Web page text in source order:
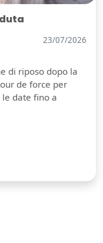
23/07/2026
di riposo dopo la
de force per
date fino a